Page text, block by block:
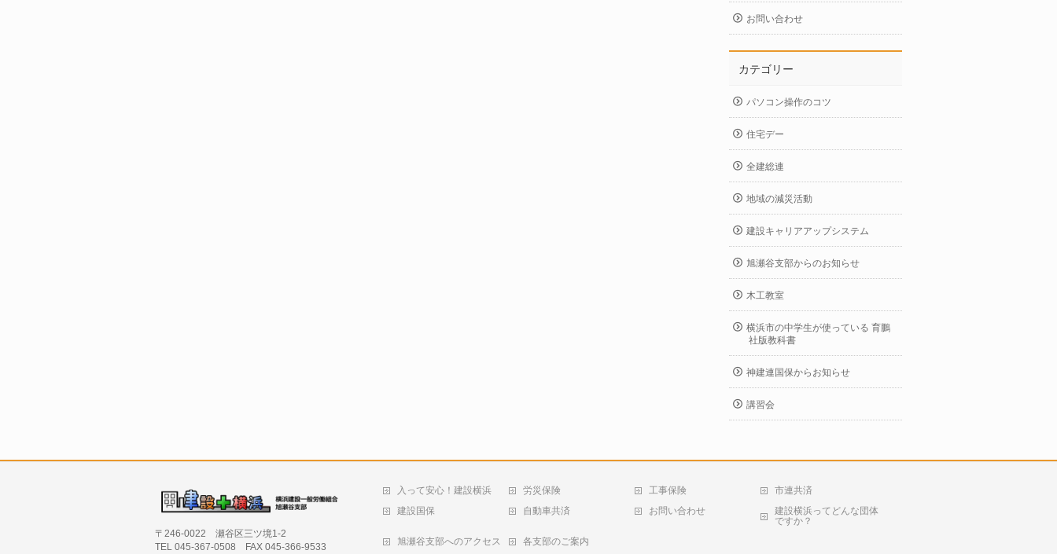
お問い合わせ
カテゴリー
パソコン操作のコツ
住宅デー
全建総連
地域の減災活動
建設キャリアアップシステム
旭瀬谷支部からのお知らせ
木工教室
横浜市の中学生が使っている 育鵬
社版教科書
神建連国保からお知らせ
講習会
〒246-0022 瀬谷区三ツ境1-2
TEL 045-367-0508 FAX 045-366-9533
入って安心！建設横浜 労災保険 工事保険
市連共済
建設国保
自動車共済 お問い合わせ
建設横浜ってどんな団体
ですか？
旭瀬谷支部へのアクセス
各支部のご案内